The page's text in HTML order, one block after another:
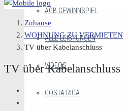
AGB GEWINNSPIEL
ALLE LEISTUNGEN
VIDEOS
COSTA RICA
Zuhause
WOHNUNG ZU VERMIETEN
TV über Kabelanschluss
TV über Kabelanschluss